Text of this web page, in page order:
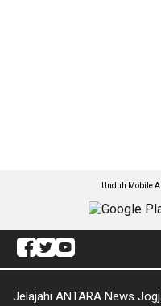
Unduh Mobile
Jelajahi ANTARA News